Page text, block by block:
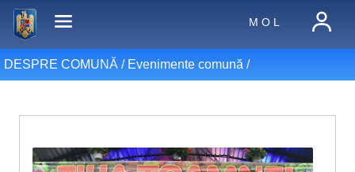
M O L
DESPRE COMUNĂ / Evenimente comună /